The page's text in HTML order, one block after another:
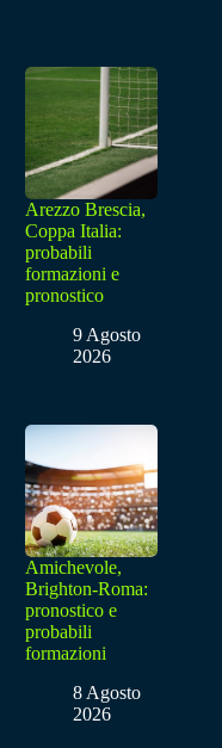
Arezzo Brescia,
Coppa Italia:
probabili
formazioni e
pronostico
9 Agosto
2026
Amichevole,
Brighton-Roma:
pronostico e
probabili
formazioni
8 Agosto
2026